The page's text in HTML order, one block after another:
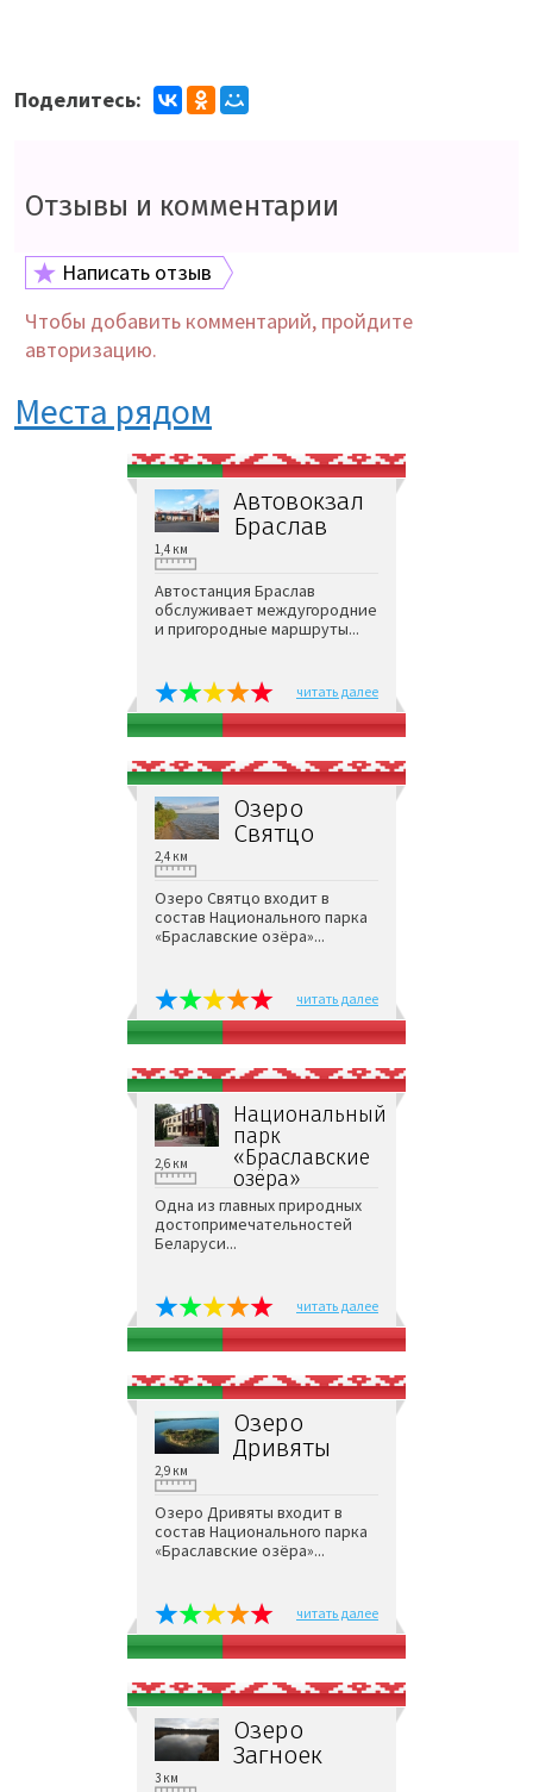
Поделитесь:
Отзывы и комментарии
Написать отзыв
Чтобы добавить комментарий, пройдите
авторизацию.
Места рядом
Автовокзал
Браслав
1,4 км
Автостанция Браслав
обслуживает междугородние
и пригородные маршруты...
читать далее
Озеро
Святцо
2,4 км
Озеро Святцо входит в
состав Национального парка
«Браславские озёра»...
читать далее
Национальный
парк
«Браславские
озёра»
2,6 км
Одна из главных природных
достопримечательностей
Беларуси...
читать далее
Озеро
Дривяты
2,9 км
Озеро Дривяты входит в
состав Национального парка
«Браславские озёра»...
читать далее
Озеро
Загноек
3 км